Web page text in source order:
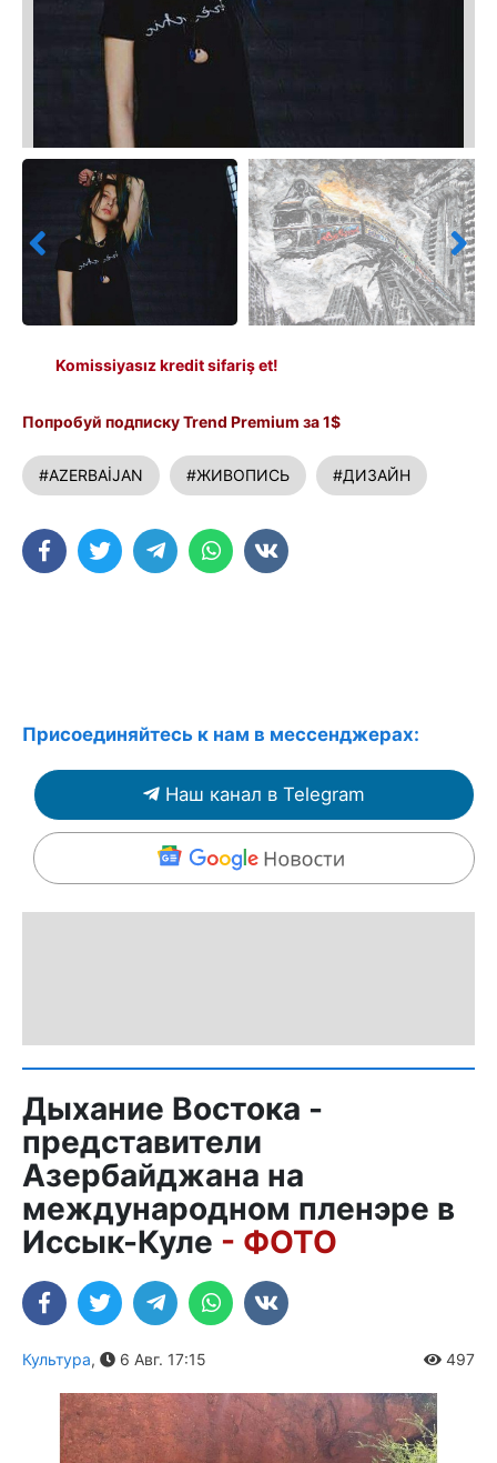
Komissiyasız kredit sifariş et!
Попробуй подписку Trend Premium за 1$
#AZERBAİJAN #ЖИВОПИСЬ #ДИЗАЙН
Присоединяйтесь к нам в мессенджерах:
Наш канал в Telegram
Дыхание Востока -
представители
Азербайджана на
международном пленэре в
Иссык-Куле - ФОТО
Культура, 6 Авг. 17:15 497